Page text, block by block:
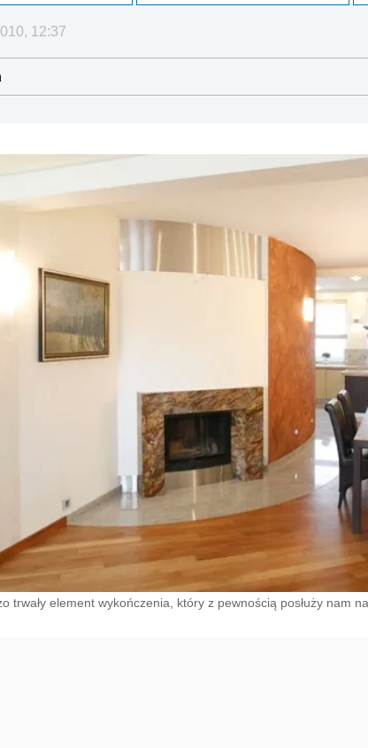
12:37
trwały element wykończenia, który z pewnością posłuży nam